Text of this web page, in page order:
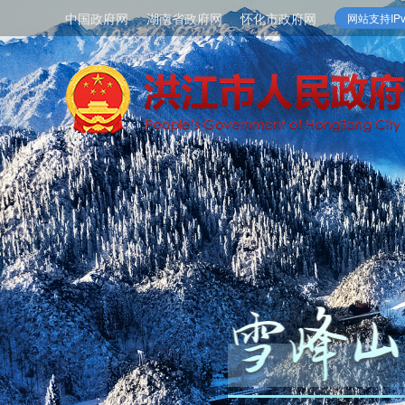
中国政府网 湖南省政府网 怀化市政府网 网站支持